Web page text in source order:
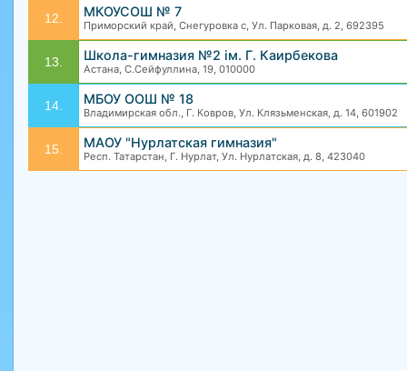
12. МКОУСОШ № 7
Приморский край, Снегуровка с, Ул. Парковая, д. 2, 692395
13. Школа-гимназия №2 ім. Г. Каирбекова
Астана, С.Сейфуллина, 19, 010000
14. МБОУ ООШ № 18
Владимирская обл., Г. Ковров, Ул. Клязьменская, д. 14, 601902
15. МАОУ "Нурлатская гимназия"
Респ. Татарстан, Г. Нурлат, Ул. Нурлатская, д. 8, 423040